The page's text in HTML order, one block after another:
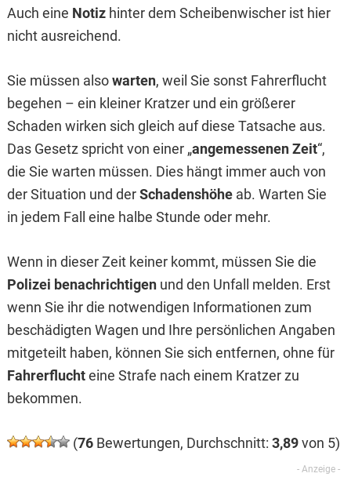
Auch eine Notiz hinter dem Scheibenwischer ist hier
nicht ausreichend.
Sie müssen alsowarten, weil Sie sonst Fahrerflucht
begehen – ein kleiner Kratzer und ein größerer
Schaden wirken sich gleich auf diese Tatsache aus.
Das Gesetz spricht von einer „angemessenen Zeit“,
die Sie warten müssen. Dies hängt immer auch von
der Situation und derSchadenshöhe ab. Warten Sie
in jedem Fall eine halbe Stunde oder mehr.
Wenn in dieser Zeit keiner kommt, müssen Sie die
Polizei benachrichtigenund den Unfall melden. Erst
wenn Sie ihr die notwendigen Informationen zum
beschädigten Wagen und Ihre persönlichen Angaben
mitgeteilt haben, können Sie sich entfernen, ohne für
Fahrerfluchteine Strafe nach einem Kratzer zu
bekommen.
(76Bewertungen, Durchschnitt: 3,89von 5)